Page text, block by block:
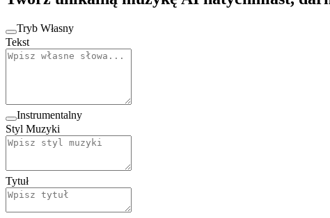
Tryb Własny
Tekst
Instrumentalny
Styl Muzyki
Tytuł